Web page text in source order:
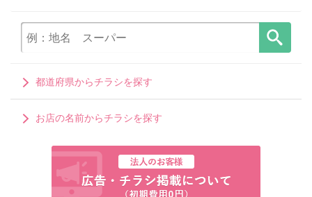
都道府県からチラシを探す
お店の名前からチラシを探す